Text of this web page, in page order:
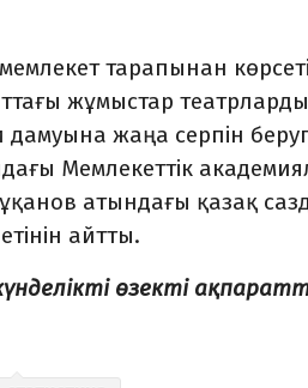
тарапынан
жұмыстар
дамуына жаңа серпін
Мемлекеттік
атындағы қазақ
айтты.
өзекті